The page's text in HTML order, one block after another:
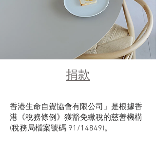
捐款
香港生命自覺協會有限公司」是根據香
港《稅務條例》獲豁免繳稅的慈善機構
(稅務局檔案號碼 91/14849)。